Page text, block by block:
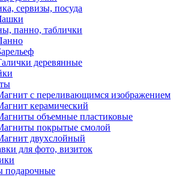
сервизы, посуда
панно, таблички
деревянные
с переливающимся изображением
керамический
объемные пластиковые
покрытые смолой
двухслойный
для фото, визиток
подарочные